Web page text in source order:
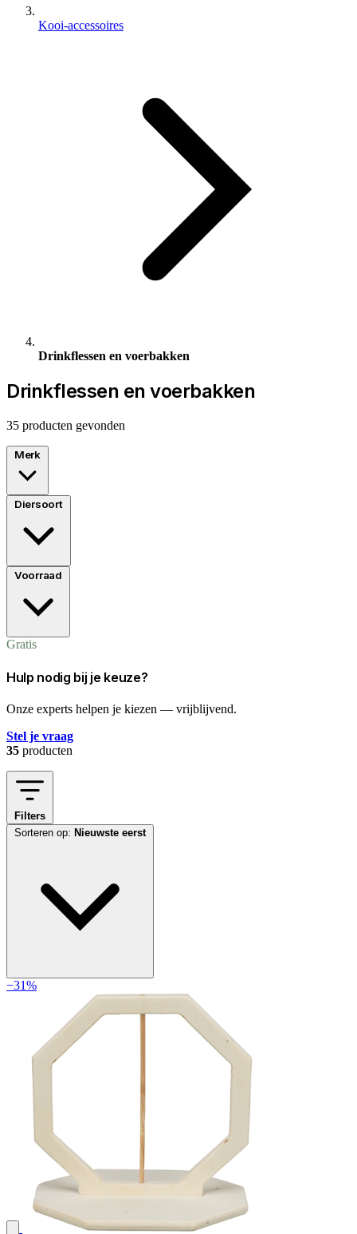
Kooi-accessoires
Drinkflessen en voerbakken
Drinkflessen en voerbakken
35 producten gevonden
Merk
Diersoort
Voorraad
Gratis
Hulp nodig bij je keuze?
Onze experts helpen je kiezen — vrijblijvend.
Stel je vraag
35 producten
Filters
Sorteren op: Nieuwste eerst
−31%